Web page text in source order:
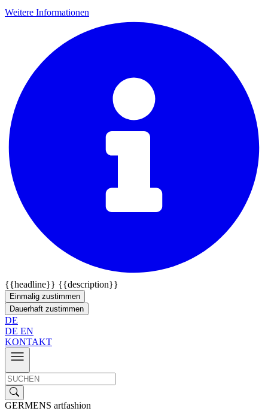
Weitere Informationen
{{headline}} {{description}}
Einmalig zustimmen
Dauerhaft zustimmen
DE
DE EN
KONTAKT
GERMENS artfashion